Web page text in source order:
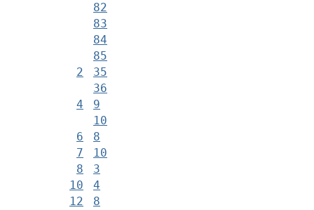
82
83
84
85
2
35
36
4
9
10
6
8
7
10
8
3
10
4
12
8